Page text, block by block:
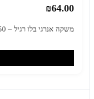
₪64.00
משקה אנרגי בלו רגיל – 250 מ"ל × 24 יחידות (מארז)